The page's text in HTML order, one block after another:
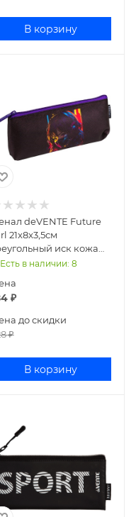
В корзину
deVENTE Future
21x8x3,5см
иск кожа
Есть в наличии: 8
₽
до скидки
₽
В корзину